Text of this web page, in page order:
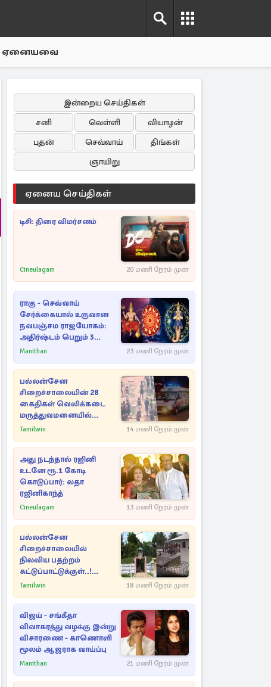
ஏனையவை
இன்றைய செய்திகள்
சனி
வெள்ளி
வியாழன்
புதன்
செவ்வாய்
திங்கள்
ஞாயிறு
ஏனைய செய்திகள்
டிசி: திரை விமர்சனம்
Cineulagam 20 மணி நேரம் முன்
ராகு - செவ்வாய்
சேர்க்கையால் உருவான
நவபஞ்சம ராஜயோகம்:
அதிர்ஷ்டம் பெறும் 3
ராசிகள்!
Manithan 23 மணி நேரம் முன்
பல்லன்சேன
சிறைச்சாலையின் 28
கைதிகள் வெலிக்கடை
மருத்துவமனையில்
அனுமதி
Tamilwin 14 மணி நேரம் முன்
அது நடந்தால் ரஜினி
உடனே ரூ.1 கோடி
கொடுப்பார்: லதா
ரஜினிகாந்த்
Cineulagam 13 மணி நேரம் முன்
பல்லன்சேன
சிறைச்சாலையில்
நிலவிய பதற்றம்
கட்டுப்பாட்டுக்குள்..!
அதிரடியாக களமிறங்கிய
Tamilwin 18 மணி நேரம் முன்
விஜய் - சங்கீதா
விவாகரத்து வழக்கு இன்று
விசாரணை - காணொளி
மூலம் ஆஜராக வாய்ப்பு
Manithan 21 மணி நேரம் முன்